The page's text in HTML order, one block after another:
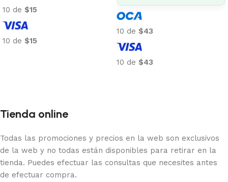
10 de $15
10 de $15
10 de $43
10 de $43
Tienda online
Todas las promociones y precios en la web son exclusivos
de la web y no todas están disponibles para retirar en la
tienda. Puedes efectuar las consultas que necesites antes
de efectuar compra.